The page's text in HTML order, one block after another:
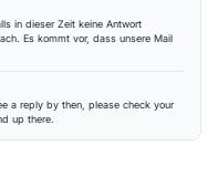
in dieser Zeit keine Antwort
Es kommt vor, dass unsere Mail
a reply by then, please check your
up there.